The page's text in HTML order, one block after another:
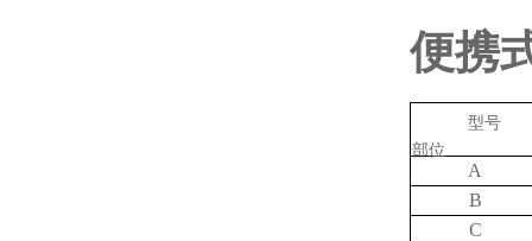
便携
型号
部位
A
B
C